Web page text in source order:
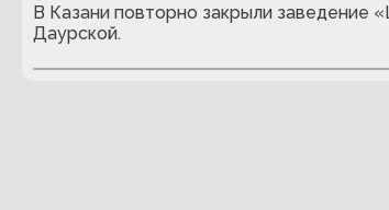
В Казани повторно закрыли заведение
Даурской.